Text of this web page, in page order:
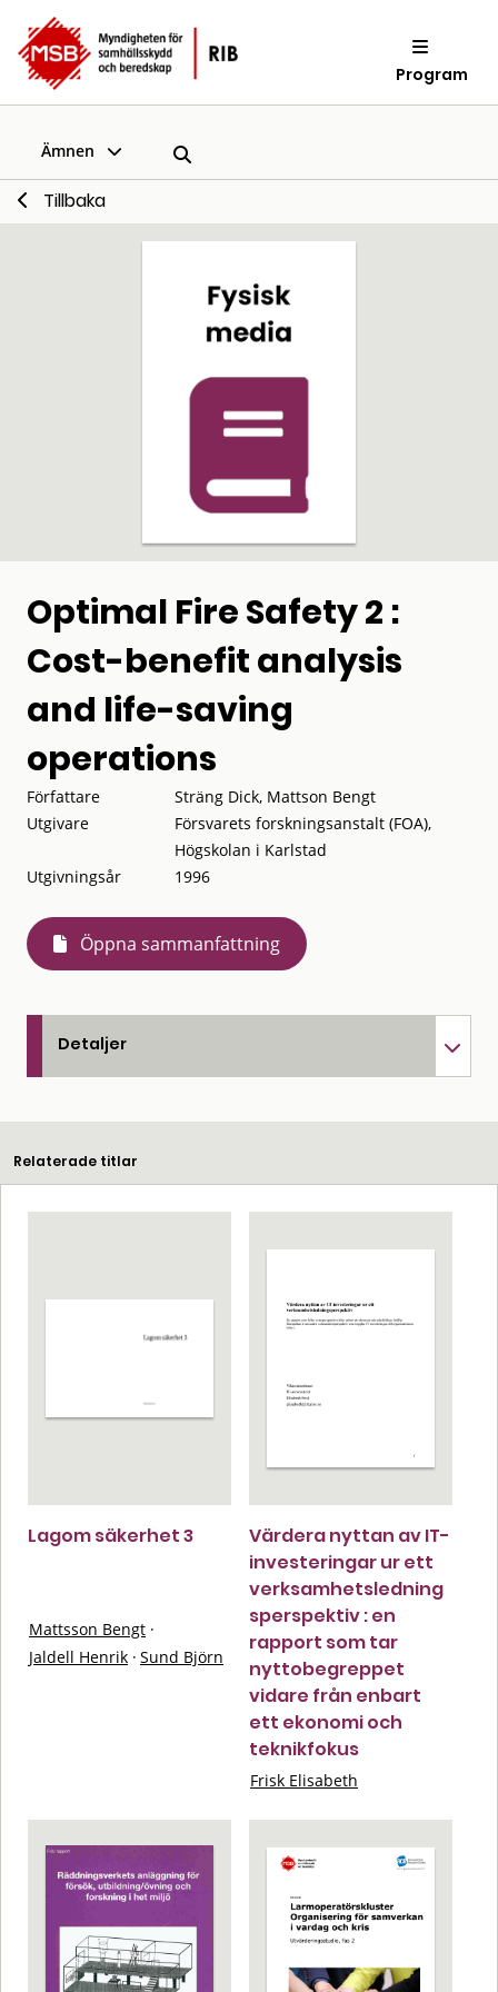
Program
Ämnen
Tillbaka
Optimal Fire Safety 2 :
Cost-benefit analysis
and life-saving
operations
Författare
Sträng Dick, Mattson Bengt
Utgivare
Försvarets forskningsanstalt (FOA),
Högskolan i Karlstad
Utgivningsår
1996
Öppna sammanfattning
Detaljer
Relaterade titlar
Lagom säkerhet 3
Mattsson Bengt ·
Jaldell Henrik · Sund Björn
Värdera nyttan av IT-
investeringar ur ett
verksamhetsledning
sperspektiv : en
rapport som tar
nyttobegreppet
vidare från enbart
ett ekonomi och
teknikfokus
Frisk Elisabeth